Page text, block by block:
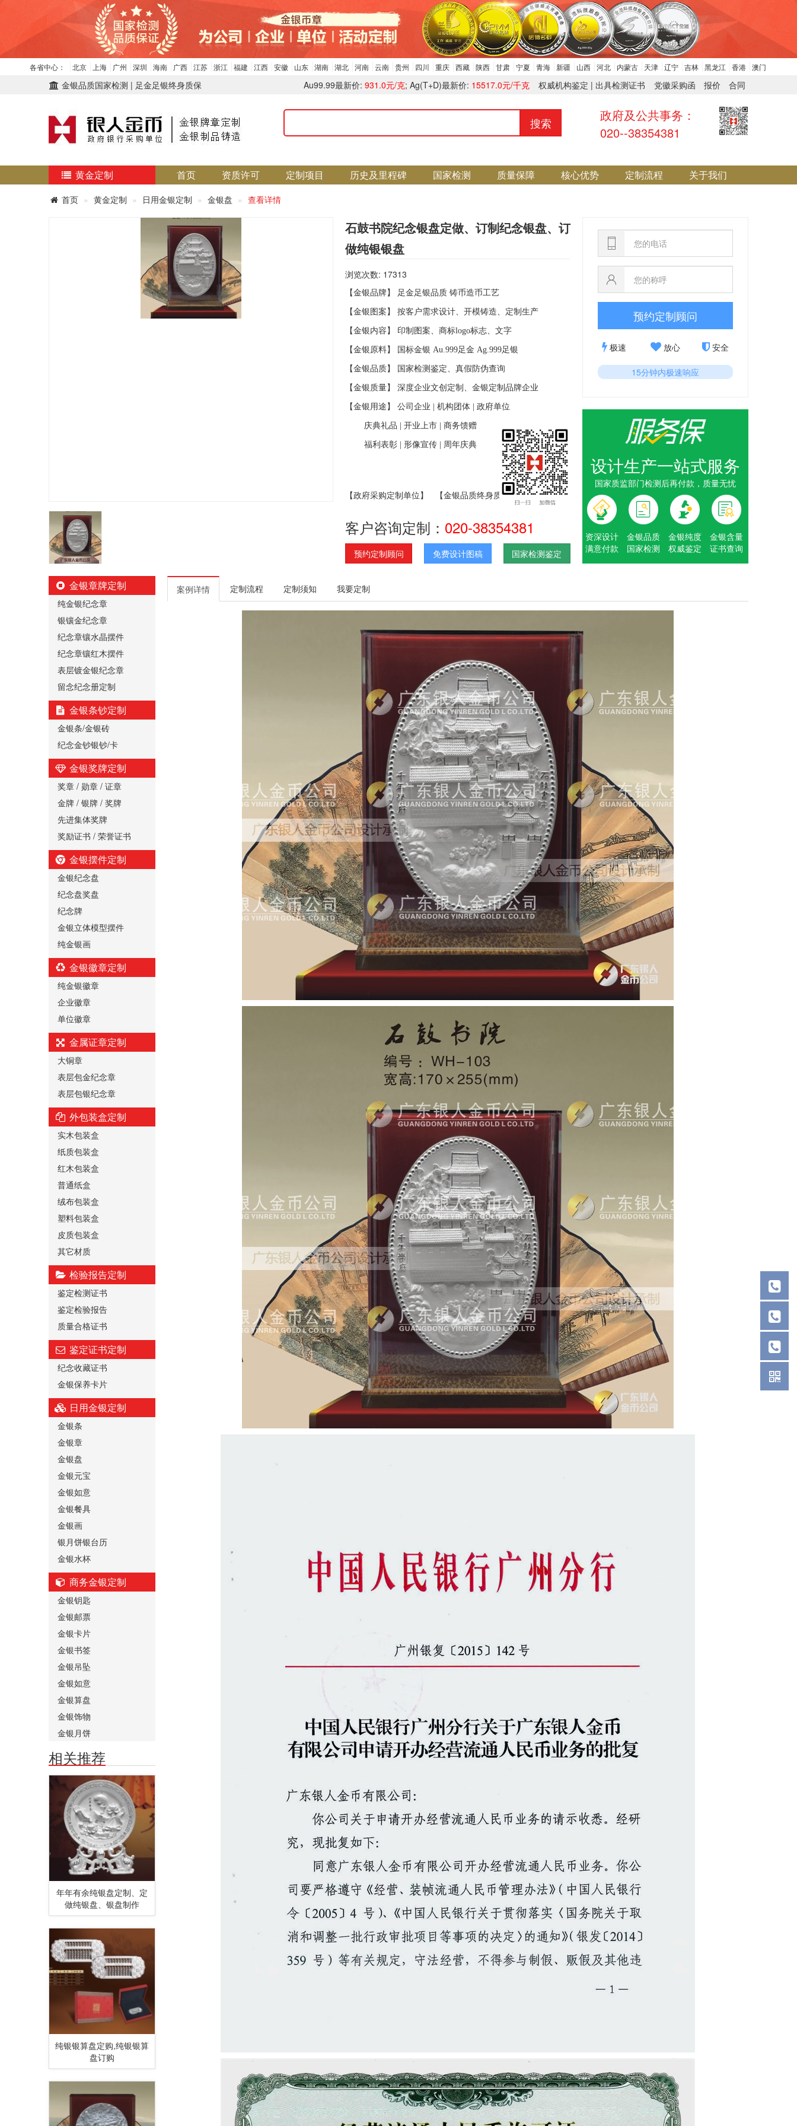
各省中心： 北京 上海 广州 深圳 海南 广西 江苏 浙江 福建 江西 安徽 山东 湖南 湖北 河南 云南 贵州 四川 重庆 西藏 陕西 甘肃 宁夏 青海 新疆 山西 河北 内蒙古 天津 辽宁 吉林 黑龙江 香港 澳门
金银品质国家检测 | 足金足银终身质保 党徽采购函 报价 合同
权威机构鉴定 | 出具检测证书
Au99.99最新价: 931.0元/克; Ag(T+D)最新价: 15517.0元/千克
搜索
政府及公共事务：
020--38354381
黄金定制 首页 资质许可 定制项目 历史及里程碑 国家检测 质量保障 核心优势 定制流程 关于我们
首页 黄金定制 日用金银定制 金银盘 查看详情
石鼓书院纪念银盘定做、订制纪念银盘、订
做纯银银盘
浏览次数: 17313
【金银品牌】 足金足银品质 铸币造币工艺
【金银图案】 按客户需求设计、开模铸造、定制生产
【金银内容】 印制图案、商标logo标志、文字
【金银原料】 国标金银 Au.999足金 Ag.999足银
【金银品质】 国家检测鉴定、真假防伪查询
【金银质量】 深度企业文创定制、金银定制品牌企业
【金银用途】 公司企业 机构团体 政府单位
庆典礼品 开业上市 商务馈赠
福利表彰 形像宣传 周年庆典
【政府采购定制单位】 【金银品质终身质保】
客户咨询定制： 020-38354381
预约定制顾问 免费设计图稿 国家检测鉴定
预约定制顾问
极速 放心 安全
15分钟内极速响应
设计生产一站式服务
国家质监部门检测后再付款，质量无忧
资深设计
满意付款
金银品质
国家检测
金银纯度
权威鉴定
金银含量
证书查询
金银章牌定制
纯金银纪念章
银镶金纪念章
纪念章镶水晶摆件
纪念章镶红木摆件
表层镀金银纪念章
留念纪念册定制
金银条钞定制
金银条/金银砖
纪念金钞银钞/卡
金银奖牌定制
奖章 / 勋章 / 证章
金牌 / 银牌 / 奖牌
先进集体奖牌
奖励证书 / 荣誉证书
金银摆件定制
金银纪念盘
纪念盘奖盘
纪念牌
金银立体模型摆件
纯金银画
金银徽章定制
纯金银徽章
企业徽章
单位徽章
金属证章定制
大铜章
表层包金纪念章
表层包银纪念章
外包装盒定制
实木包装盒
纸质包装盒
红木包装盒
普通纸盒
绒布包装盒
塑料包装盒
皮质包装盒
其它材质
检验报告定制
鉴定检测证书
鉴定检验报告
质量合格证书
鉴定证书定制
纪念收藏证书
金银保养卡片
日用金银定制
金银条
金银章
金银盘
金银元宝
金银如意
金银餐具
金银画
银月饼银台历
金银水杯
商务金银定制
金银钥匙
金银邮票
金银卡片
金银书签
金银吊坠
金银如意
金银算盘
金银饰物
金银月饼
相关推荐
年年有余纯银盘定制、定
做纯银盘、银盘制作
纯银银算盘定购,纯银银算
盘订购
案例详情 定制流程 定制须知 我要定制